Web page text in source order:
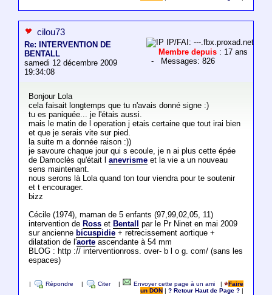
cilou73
Re: INTERVENTION DE
BENTALL
samedi 12 décembre 2009
19:34:08
IP/FAI: ---.fbx.proxad.net
Membre depuis : 17 ans
- Messages: 826
Bonjour Lola
cela faisait longtemps que tu n'avais donné signe :)
tu es paniquée... je l'étais aussi.
mais le matin de l operation j etais certaine que tout irai bien
et que je serais vite sur pied.
la suite m a donnée raison :))
je savoure chaque jour qui s ecoule, je n ai plus cette épée
de Damoclès qu'était l anevrismeet la vie a un nouveau
sens maintenant.
nous serons là Lola quand ton tour viendra pour te soutenir
et t encourager.
bizz
Cécile (1974), maman de 5 enfants (97,99,02,05, 11)
intervention de Rosset Bentall
par le Pr Ninet en mai 2009
sur ancienne bicuspidie+ retrecissement aortique +
dilatation de l'aorteascendante à 54 mm
BLOG : http :// interventionross. over- b l o g. com/ (sans les
espaces)
Répondre Citer Envoyer cette page à un ami |
Faire
un DON
|? Retour Haut de Page ?